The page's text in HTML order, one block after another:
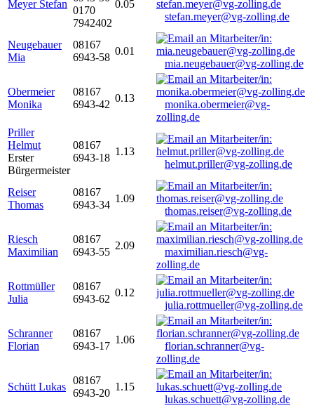
Meyer Stefan
0170
7942402
0.05
stefan.meyer@vg-zolling.de
Neugebauer
Mia
08167
6943-58
0.01
mia.neugebauer@vg-zolling.de
Obermeier
Monika
08167
6943-42
0.13
monika.obermeier@vg-
zolling.de
Priller
Helmut
Erster
Bürgermeister
08167
6943-18
1.13
helmut.priller@vg-zolling.de
Reiser
Thomas
08167
6943-34
1.09
thomas.reiser@vg-zolling.de
Riesch
Maximilian
08167
6943-55
2.09
maximilian.riesch@vg-
zolling.de
Rottmüller
Julia
08167
6943-62
0.12
julia.rottmueller@vg-zolling.de
Schranner
Florian
08167
6943-17
1.06
florian.schranner@vg-
zolling.de
Schütt Lukas
08167
6943-20
1.15
lukas.schuett@vg-zolling.de